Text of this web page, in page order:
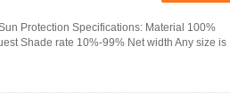
Protection Specifications: Material 100%
Shade rate 10%-99% Net width Any size is